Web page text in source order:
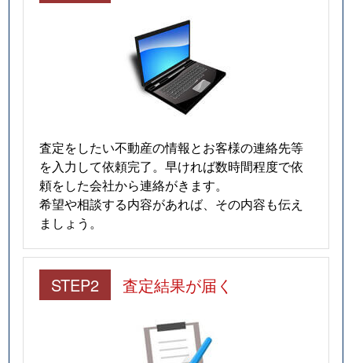
査定をしたい不動産の情報とお客様の連絡先等
を入力して依頼完了。早ければ数時間程度で依
頼をした会社から連絡がきます。
希望や相談する内容があれば、その内容も伝え
ましょう。
STEP2 査定結果が届く